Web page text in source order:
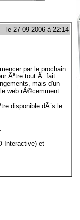
le 27-09-2006 à 22:14
par le prochain
Ãªtre tout Ã fait
mais d'un
web rÃ©cemment.
disponible dÃ¨s le
.
Interactive) et